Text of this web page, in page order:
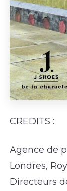
CREDITS :
Agence de
Londres,
Directeurs